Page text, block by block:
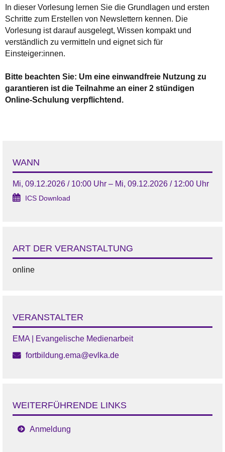
In dieser Vorlesung lernen Sie die Grundlagen und ersten
Schritte zum Erstellen von Newslettern kennen. Die
Vorlesung ist darauf ausgelegt, Wissen kompakt und
verständlich zu vermitteln und eignet sich für
Einsteiger:innen.
Bitte beachten Sie: Um eine einwandfreie Nutzung zu
garantieren ist die Teilnahme an einer 2 stündigen
Online-Schulung verpflichtend.
WANN
Mi, 09.12.2026 / 10:00 Uhr – Mi, 09.12.2026 / 12:00 Uhr
ICS Download
ART DER VERANSTALTUNG
online
VERANSTALTER
EMA | Evangelische Medienarbeit
fortbildung.ema@evlka.de
WEITERFÜHRENDE LINKS
Anmeldung